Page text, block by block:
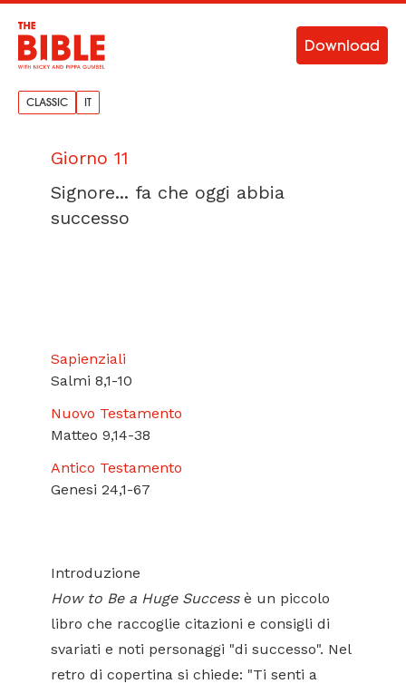
CLASSIC IT
Download
Giorno 11
Signore... fa che oggi abbia
successo
Sapienziali
Salmi 8,1-10
Nuovo Testamento
Matteo 9,14-38
Antico Testamento
Genesi 24,1-67
Introduzione
How to Be a Huge Successè un piccolo
libro che raccoglie citazioni e consigli di
svariati e noti personaggi "di successo". Nel
retro di copertina si chiede: "Ti senti a